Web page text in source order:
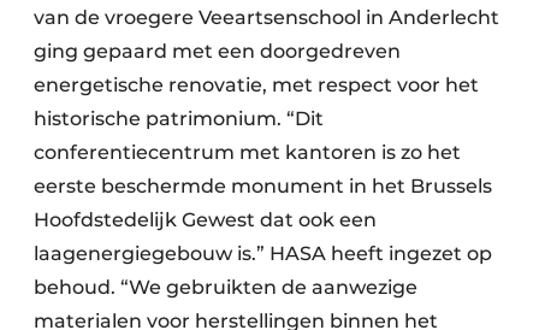
van de vroegere Veeartsenschool in Anderlecht
ging gepaard met een doorgedreven
energetische renovatie, met respect voor het
historische patrimonium. “Dit
conferentiecentrum met kantoren is zo het
eerste beschermde monument in het Brussels
Hoofdstedelijk Gewest dat ook een
laagenergiegebouw is.” HASA heeft ingezet op
behoud. “We gebruikten de aanwezige
materialen voor herstellingen binnen het